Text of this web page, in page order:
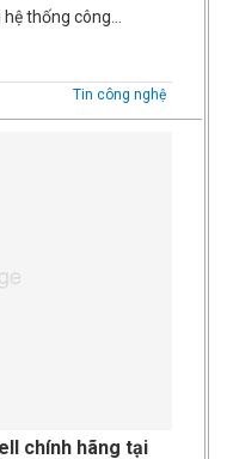
thống công…
Tin công nghệ
chính hãng tại